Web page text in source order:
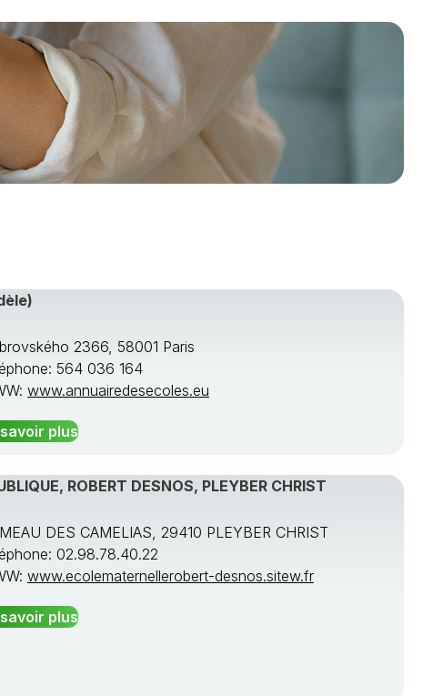
2366, 58001 Paris
564 036 164
www.annuairedesecoles.eu
plus
ROBERT DESNOS, PLEYBER CHRIST
DES CAMELIAS, 29410 PLEYBER CHRIST
02.98.78.40.22
www.ecolematernellerobert-desnos.sitew.fr
plus